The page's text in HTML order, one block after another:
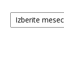
Arhiv